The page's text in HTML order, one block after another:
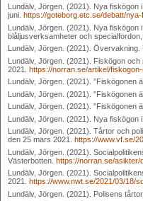
Lundälv, Jörgen. (2021). Nya fiskögon
juni. https://goteborg.etc.se/debatt/
Lundälv, Jörgen. (2021). Nya fiskögon
blåljusverksamheter och
Lundälv, Jörgen. (2021).
Lundälv, Jörgen. (2021). Fiskögon
2021. https://norran.se/artikel/
Lundälv, Jörgen. (2021). ”Fiskögonen
Lundälv, Jörgen. (2021). ”Fiskögonen
Lundälv, Jörgen. (2021). ”Fiskögonen
Lundälv, Jörgen. (2021). Nya fiskögon
Lundälv, Jörgen. (2021). Tårtor och
den 25 mars 2021. https://www.vf.se/
Lundälv, Jörgen. (2021).
Västerbotten. https://norran.se/asikter/
Lundälv, Jörgen. (2021).
2021. https://www.nwt.se/2021/03/18/
Lundälv, Jörgen. (2021). Polisens